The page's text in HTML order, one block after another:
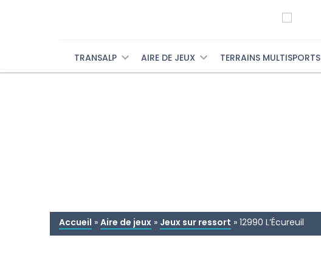
TRANSALP AIRE DE JEUX TERRAINS MULTISPORTS
Accueil » Aire de jeux » Jeux sur ressort » 12990 L’Écureuil